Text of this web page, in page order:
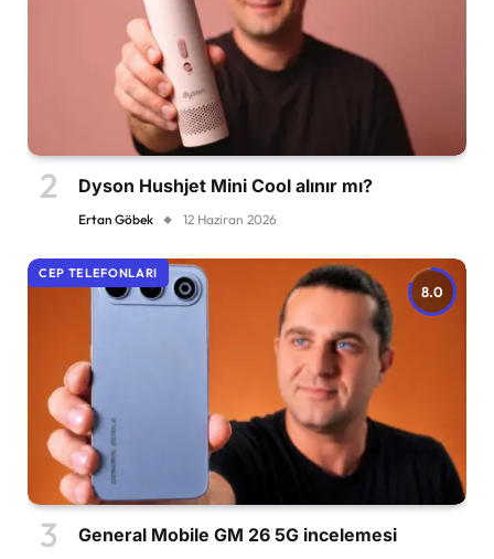
Dyson Hushjet Mini Cool alınır mı?
Ertan Göbek 12 Haziran 2026
8.0
CEP TELEFONLARI
General Mobile GM 26 5G incelemesi